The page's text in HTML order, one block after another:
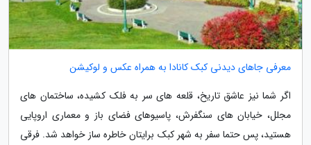
معرفی جاهای دیدنی کبک کانادا به همراه عکس و لوکیشن
اگر شما نیز عاشق تاریخ، قلعه های سر به فلک کشیده، ساختمان های
مجلل، خیابان های سنگفرش، پاسیوهای فضای باز و معماری اروپایی
هستید، پس حتما سفر به شهر کبک برایتان خاطره ساز خواهد شد. فرقی